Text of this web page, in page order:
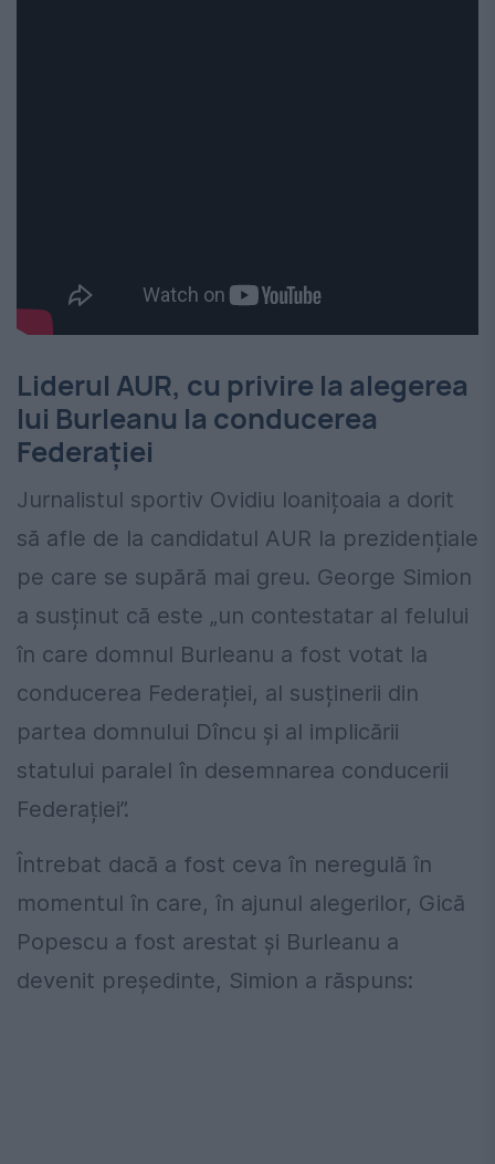
Liderul AUR, cu privire la alegerea
lui Burleanu la conducerea
Federației
Jurnalistul sportiv Ovidiu Ioanițoaia a dorit
să afle de la candidatul AUR la prezidențiale
pe care se supără mai greu. George Simion
a susținut că este „un contestatar al felului
în care domnul Burleanu a fost votat la
conducerea Federației, al susținerii din
partea domnului Dîncu și al implicării
statului paralel în desemnarea conducerii
Federației”.
Întrebat dacă a fost ceva în neregulă în
momentul în care, în ajunul alegerilor, Gică
Popescu a fost arestat și Burleanu a
devenit președinte, Simion a răspuns: